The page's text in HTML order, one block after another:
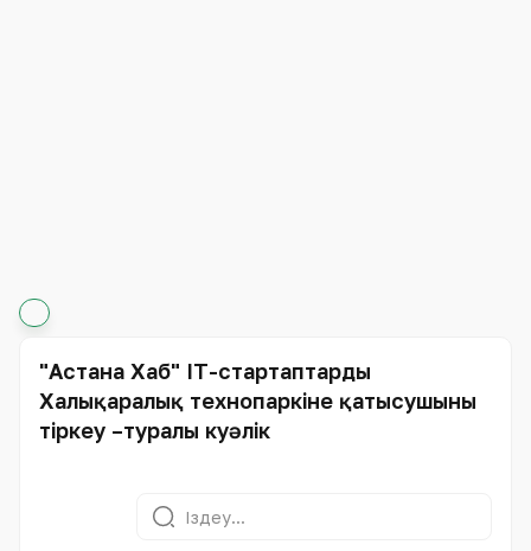
"Астана Хаб" IT-стартаптардың
Халықаралық технопаркіне қатысушыны
тіркеу –туралы куәлік